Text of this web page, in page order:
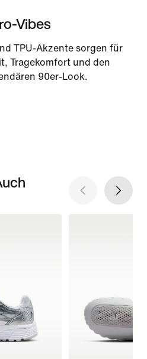
Vibes
TPU-Akzente sorgen für
Tragekomfort und den
90er-Look.